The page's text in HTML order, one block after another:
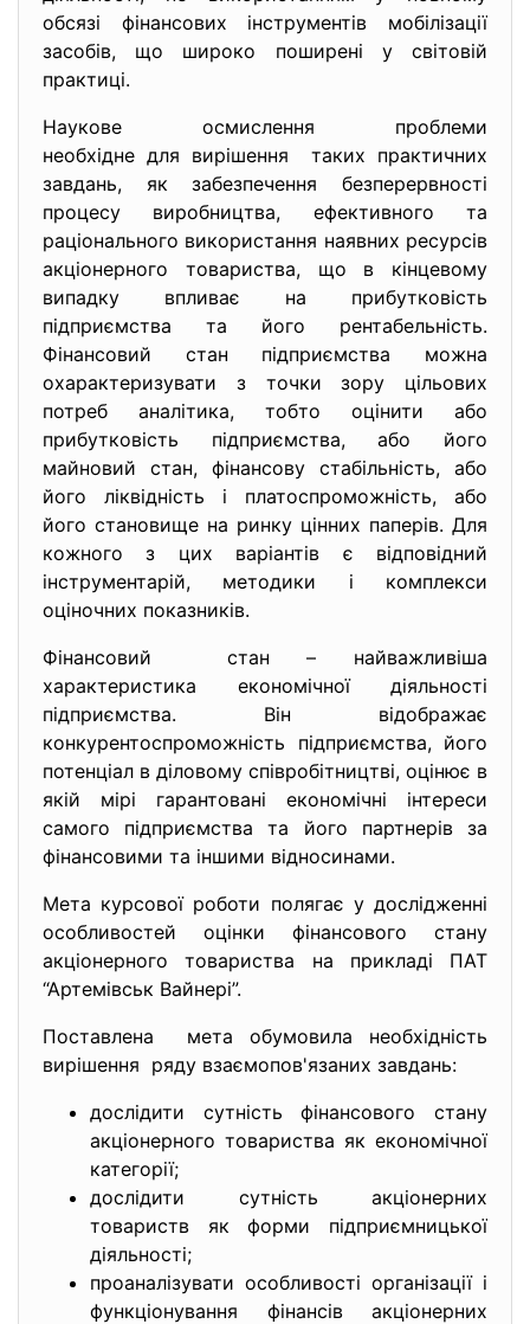
обсязі фінансових інструментів мобілізації
засобів, що широко поширені у світовій
практиці.
Наукове осмислення проблеми
необхідне для вирішення таких практичних
завдань, як забезпечення безперервності
процесу виробництва, ефективного та
раціонального використання наявних ресурсів
акціонерного товариства, що в кінцевому
випадку впливає на прибутковість
підприємства та його рентабельність.
Фінансовий стан підприємства можна
охарактеризувати з точки зору цільових
потреб аналітика, тобто оцінити або
прибутковість підприємства, або його
майновий стан, фінансову стабільність, або
його ліквідність і платоспроможність, або
його становище на ринку цінних паперів. Для
кожного з цих варіантів є відповідний
інструментарій, методики і комплекси
оціночних показників.
Фінансовий стан – найважливіша
характеристика економічної діяльності
підприємства. Він відображає
конкурентоспроможність підприємства, його
потенціал в діловому співробітництві, оцінює в
якій мірі гарантовані економічні інтереси
самого підприємства та його партнерів за
фінансовими та іншими відносинами.
Мета курсової роботи полягає у дослідженні
особливостей оцінки фінансового стану
акціонерного товариства на прикладі ПАТ
“Артемівськ Вайнері”.
Поставлена мета обумовила необхідність
вирішення ряду взаємопов'язаних завдань:
дослідити сутність фінансового стану
акціонерного товариства як економічної
категорії;
дослідити сутність акціонерних
товариств як форми підприємницької
діяльності;
проаналізувати особливості організації і
функціонування фінансів акціонерних